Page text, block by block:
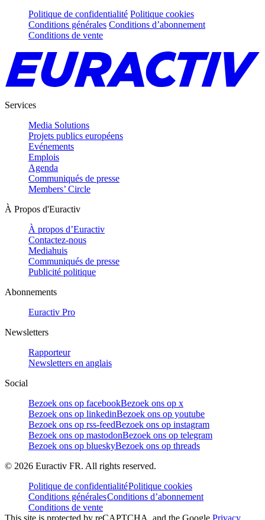
Politique de confidentialité Politique cookies
Conditions générales Conditions d’abonnement
Conditions de vente
Services
Media Solutions
Projets publics européens
Evénements
Emplois
Agenda
Communiqués de presse
Members’ Circle
À Propos d'Euractiv
À propos d’Euractiv
Contactez-nous
Mediahuis
Communiqués de presse
Publicité politique
Abonnements
Euractiv Pro
Newsletters
Rapporteur
Newsletters en anglais
Social
Bezoek ons op facebookBezoek ons op x
Bezoek ons op linkedinBezoek ons op youtube
Bezoek ons op rss-feedBezoek ons op instagram
Bezoek ons op mastodonBezoek ons op telegram
Bezoek ons op blueskyBezoek ons op threads
© 2026 Euractiv FR. All rights reserved.
Politique de confidentialitéPolitique cookies
Conditions généralesConditions d’abonnement
Conditions de vente
This site is protected by reCAPTCHA, and the Google Privacy